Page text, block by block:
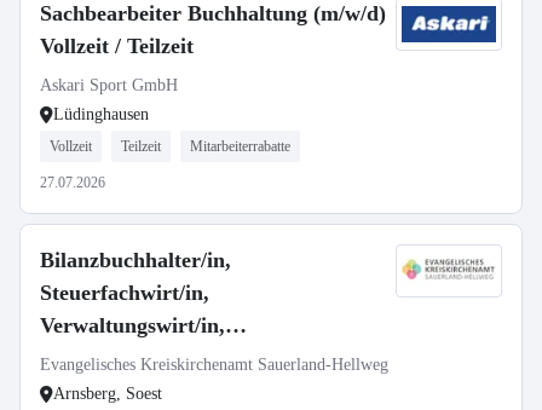
Sachbearbeiter Buchhaltung (m/w/d)
Vollzeit / Teilzeit
Askari Sport GmbH
Lüdinghausen
Vollzeit Teilzeit Mitarbeiterrabatte
27.07.2026
Bilanzbuchhalter/in,
Steuerfachwirt/in,
Verwaltungswirt/in,
Verwaltungsbetriebswirt/in oder mit
vergleichbarer Qualifikation (m/w/d)
Evangelisches Kreiskirchenamt Sauerland-Hellweg
Arnsberg, Soest